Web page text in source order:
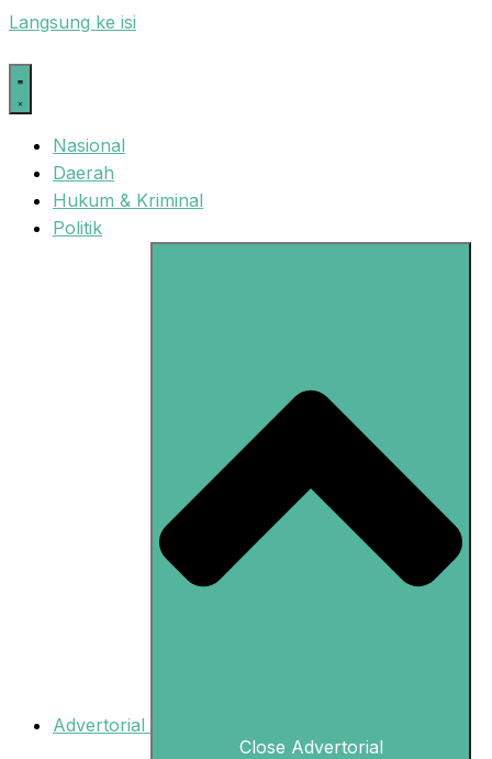
Langsung ke isi
Nasional
Daerah
Hukum & Kriminal
Politik
Advertorial
Close Advertorial